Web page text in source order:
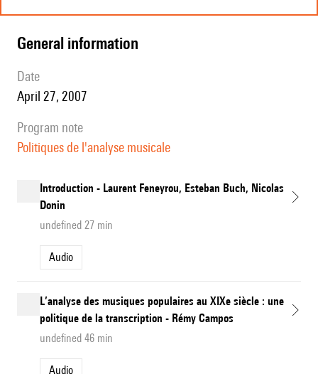
general information
date
April 27, 2007
program note
Politiques de l'analyse musicale
Introduction - Laurent Feneyrou, Esteban Buch, Nicolas
Donin
undefined 27 min
Audio
L’analyse des musiques populaires au XIXe siècle : une
politique de la transcription - Rémy Campos
undefined 46 min
Audio